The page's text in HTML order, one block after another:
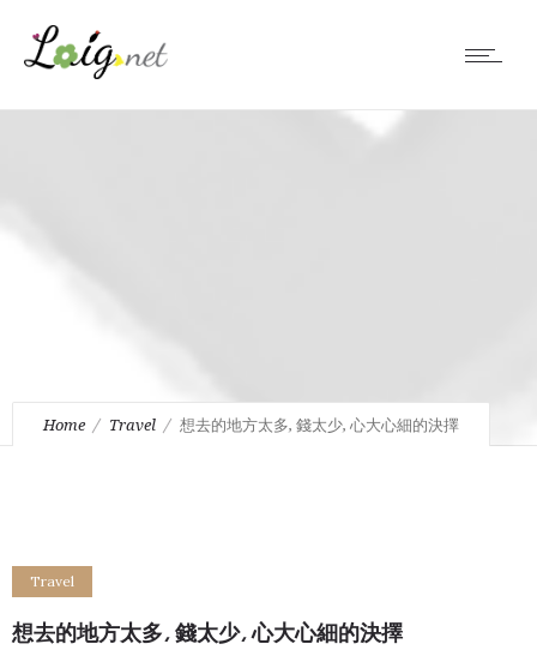
Home Travel 想去的地方太多, 錢太少, 心大心細的決擇
Travel
想去的地方太多, 錢太少, 心大心細的決擇